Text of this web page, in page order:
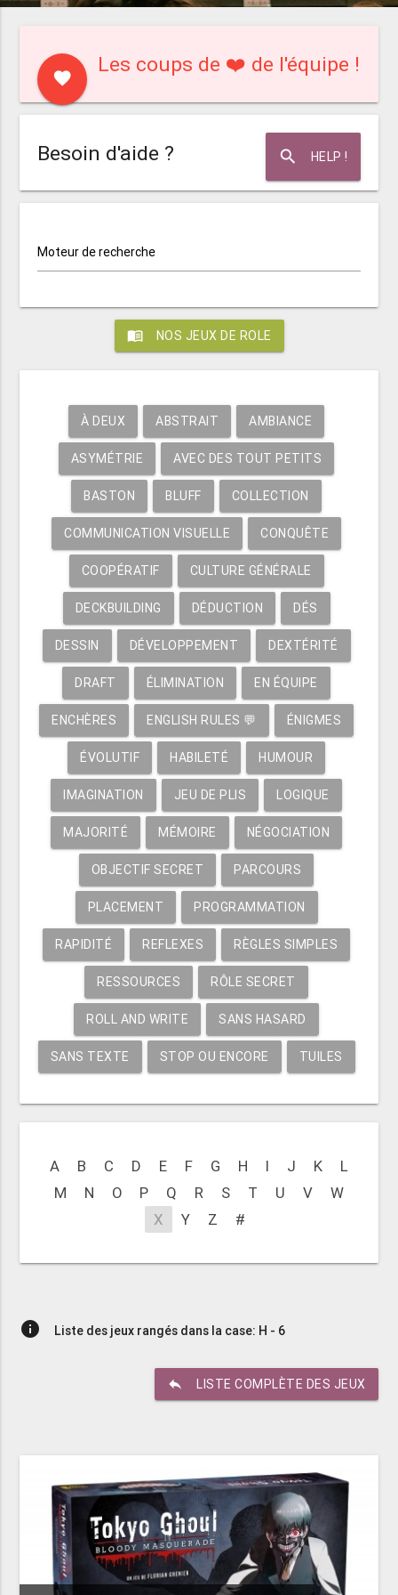
favorite
Les coups de ❤️ de l'équipe !
search HELP !
Besoin d'aide ?
Moteur de recherche
menu_book NOS JEUX DE ROLE
À DEUX ABSTRAIT AMBIANCE
ASYMÉTRIE AVEC DES TOUT PETITS
BASTON BLUFF COLLECTION
COMMUNICATION VISUELLE CONQUÊTE
COOPÉRATIF CULTURE GÉNÉRALE
DECKBUILDING DÉDUCTION DÉS
DESSIN DÉVELOPPEMENT DEXTÉRITÉ
DRAFT ÉLIMINATION EN ÉQUIPE
ENCHÈRES ENGLISH RULES 💬 ÉNIGMES
ÉVOLUTIF HABILETÉ HUMOUR
IMAGINATION JEU DE PLIS LOGIQUE
MAJORITÉ MÉMOIRE NÉGOCIATION
OBJECTIF SECRET PARCOURS
PLACEMENT PROGRAMMATION
RAPIDITÉ REFLEXES RÈGLES SIMPLES
RESSOURCES RÔLE SECRET
ROLL AND WRITE SANS HASARD
SANS TEXTE STOP OU ENCORE TUILES
A B C D E F G H I J K
L
M
N O P Q R S T U V
W
X
Y Z #
info Liste des jeux rangés dans la case: H - 6
reply LISTE COMPLÈTE DES JEUX